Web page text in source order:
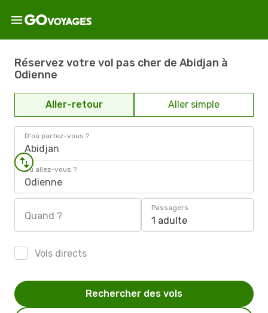
Réservez votre vol pas cher de Abidjan à
Odienne
Aller-retour Aller simple
D'où partez-vous ?
Abidjan
Où allez-vous ?
Odienne
Quand ?
Passagers
1 adulte
Vols directs
Rechercher des vols